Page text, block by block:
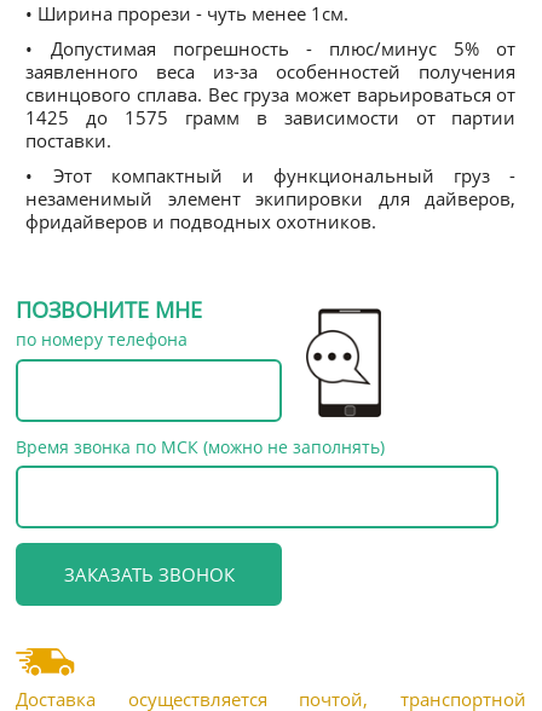
• Ширина прорези - чуть менее 1см.
• Допустимая погрешность - плюс/минус 5% от
заявленного веса из-за особенностей получения
свинцового сплава. Вес груза может варьироваться от
1425 до 1575 грамм в зависимости от партии
поставки.
• Этот компактный и функциональный груз -
незаменимый элемент экипировки для дайверов,
фридайверов и подводных охотников.
ПОЗВОНИТЕ МНЕ
по номеру телефона
Время звонка по МСК (можно не заполнять)
Доставка осуществляется почтой, транспортной